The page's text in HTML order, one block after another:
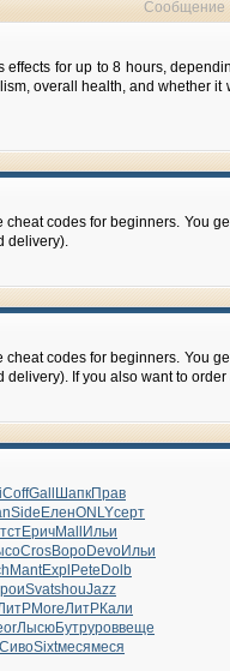
Сообщение
for up to 8 hours,
overall health, and
codes for beginners.
delivery).
codes for beginners.
If you also want to
CoffGall ШапкПрав
Side ЕленONLYсерт
ЕричMall Ильи
CrosВороDevoИльи
MantExpl Pete Dolb
SvatshouJazz
MoreЛитРКали
ЛысюБутруроввеще
СивоSixtмесямеся